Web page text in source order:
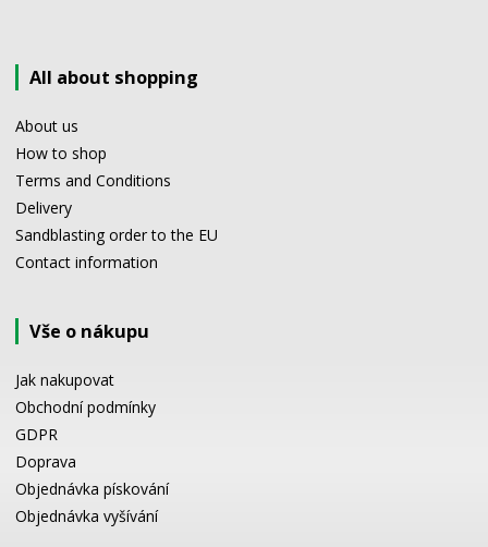
All about shopping
About us
How to shop
Terms and Conditions
Delivery
Sandblasting order to the EU
Contact information
Vše o nákupu
Jak nakupovat
Obchodní podmínky
GDPR
Doprava
Objednávka pískování
Objednávka vyšívání